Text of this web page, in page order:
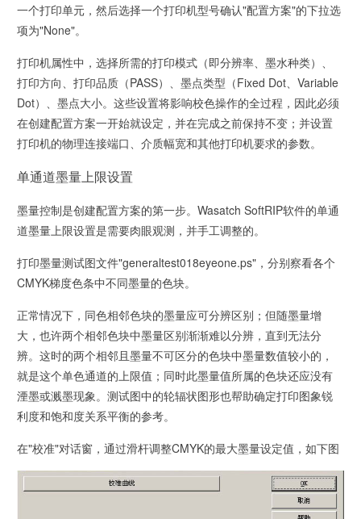
一个打印单元，然后选择一个打印机型号确认"配置方案"的下拉选
项为"None"。
打印机属性中，选择所需的打印模式（即分辨率、墨水种类）、
打印方向、打印品质（PASS）、墨点类型（Fixed Dot、Variable
Dot）、墨点大小。这些设置将影响校色操作的全过程，因此必须
在创建配置方案一开始就设定，并在完成之前保持不变；并设置
打印机的物理连接端口、介质幅宽和其他打印机要求的参数。
单通道墨量上限设置
墨量控制是创建配置方案的第一步。Wasatch SoftRIP软件的单通
道墨量上限设置是需要肉眼观测，并手工调整的。
打印墨量测试图文件"generaltest018eyeone.ps"，分别察看各个
CMYK梯度色条中不同墨量的色块。
正常情况下，同色相邻色块的墨量应可分辨区别；但随墨量增
大，也许两个相邻色块中墨量区别渐渐难以分辨，直到无法分
辨。这时的两个相邻且墨量不可区分的色块中墨量数值较小的，
就是这个单色通道的上限值；同时此墨量值所属的色块还应没有
湮墨或溅墨现象。测试图中的轮辐状图形也帮助确定打印图象锐
利度和饱和度关系平衡的参考。
在"校准"对话窗，通过滑杆调整CMYK的最大墨量设定值，如下图